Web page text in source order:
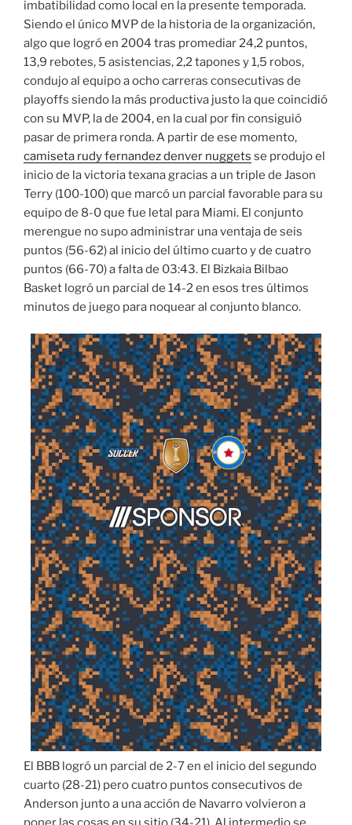
imbatibilidad como local en la presente temporada.
Siendo el único MVP de la historia de la organización,
algo que logró en 2004 tras promediar 24,2 puntos,
13,9 rebotes, 5 asistencias, 2,2 tapones y 1,5 robos,
condujo al equipo a ocho carreras consecutivas de
playoffs siendo la más productiva justo la que coincidió
con su MVP, la de 2004, en la cual por fin consiguió
pasar de primera ronda. A partir de ese momento,
camiseta rudy fernandez denver nuggets se produjo el
inicio de la victoria texana gracias a un triple de Jason
Terry (100-100) que marcó un parcial favorable para su
equipo de 8-0 que fue letal para Miami. El conjunto
merengue no supo administrar una ventaja de seis
puntos (56-62) al inicio del último cuarto y de cuatro
puntos (66-70) a falta de 03:43. El Bizkaia Bilbao
Basket logró un parcial de 14-2 en esos tres últimos
minutos de juego para noquear al conjunto blanco.
El BBB logró un parcial de 2-7 en el inicio del segundo
cuarto (28-21) pero cuatro puntos consecutivos de
Anderson junto a una acción de Navarro volvieron a